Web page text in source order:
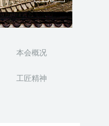
共赏
本会概况
工匠精神